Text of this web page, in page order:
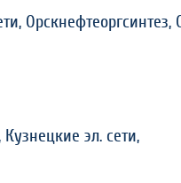
Орскнефтеоргсинтез,
Кузнецкие эл. сети,